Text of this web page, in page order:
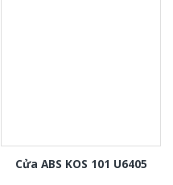
Cửa ABS KOS 101 U6405